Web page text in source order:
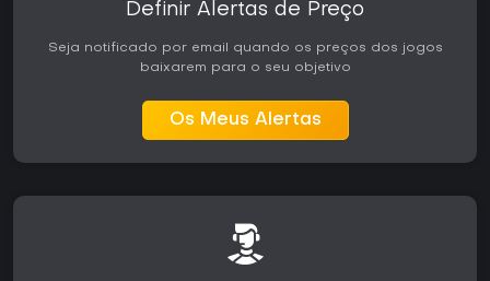
Definir Alertas de Preço
Seja notificado por email quando os preços dos jogos
baixarem para o seu objetivo
Os Meus Alertas